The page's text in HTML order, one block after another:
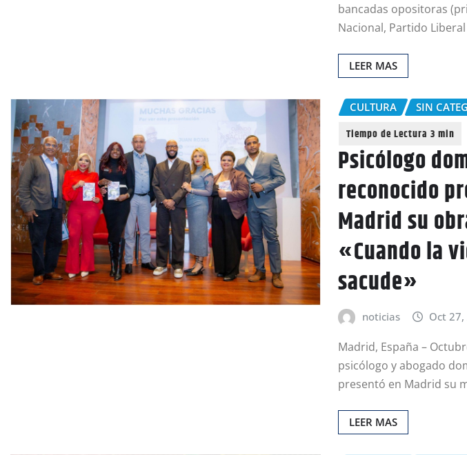
bancadas opositoras
Nacional, Partido
LEER MAS
CULTURA SIN
Psicólogo
reconocido
Madrid su
«Cuando la
sacude»
noticias Oct
Madrid, España –
psicólogo y abogado
presentó en Madrid su
LEER MAS